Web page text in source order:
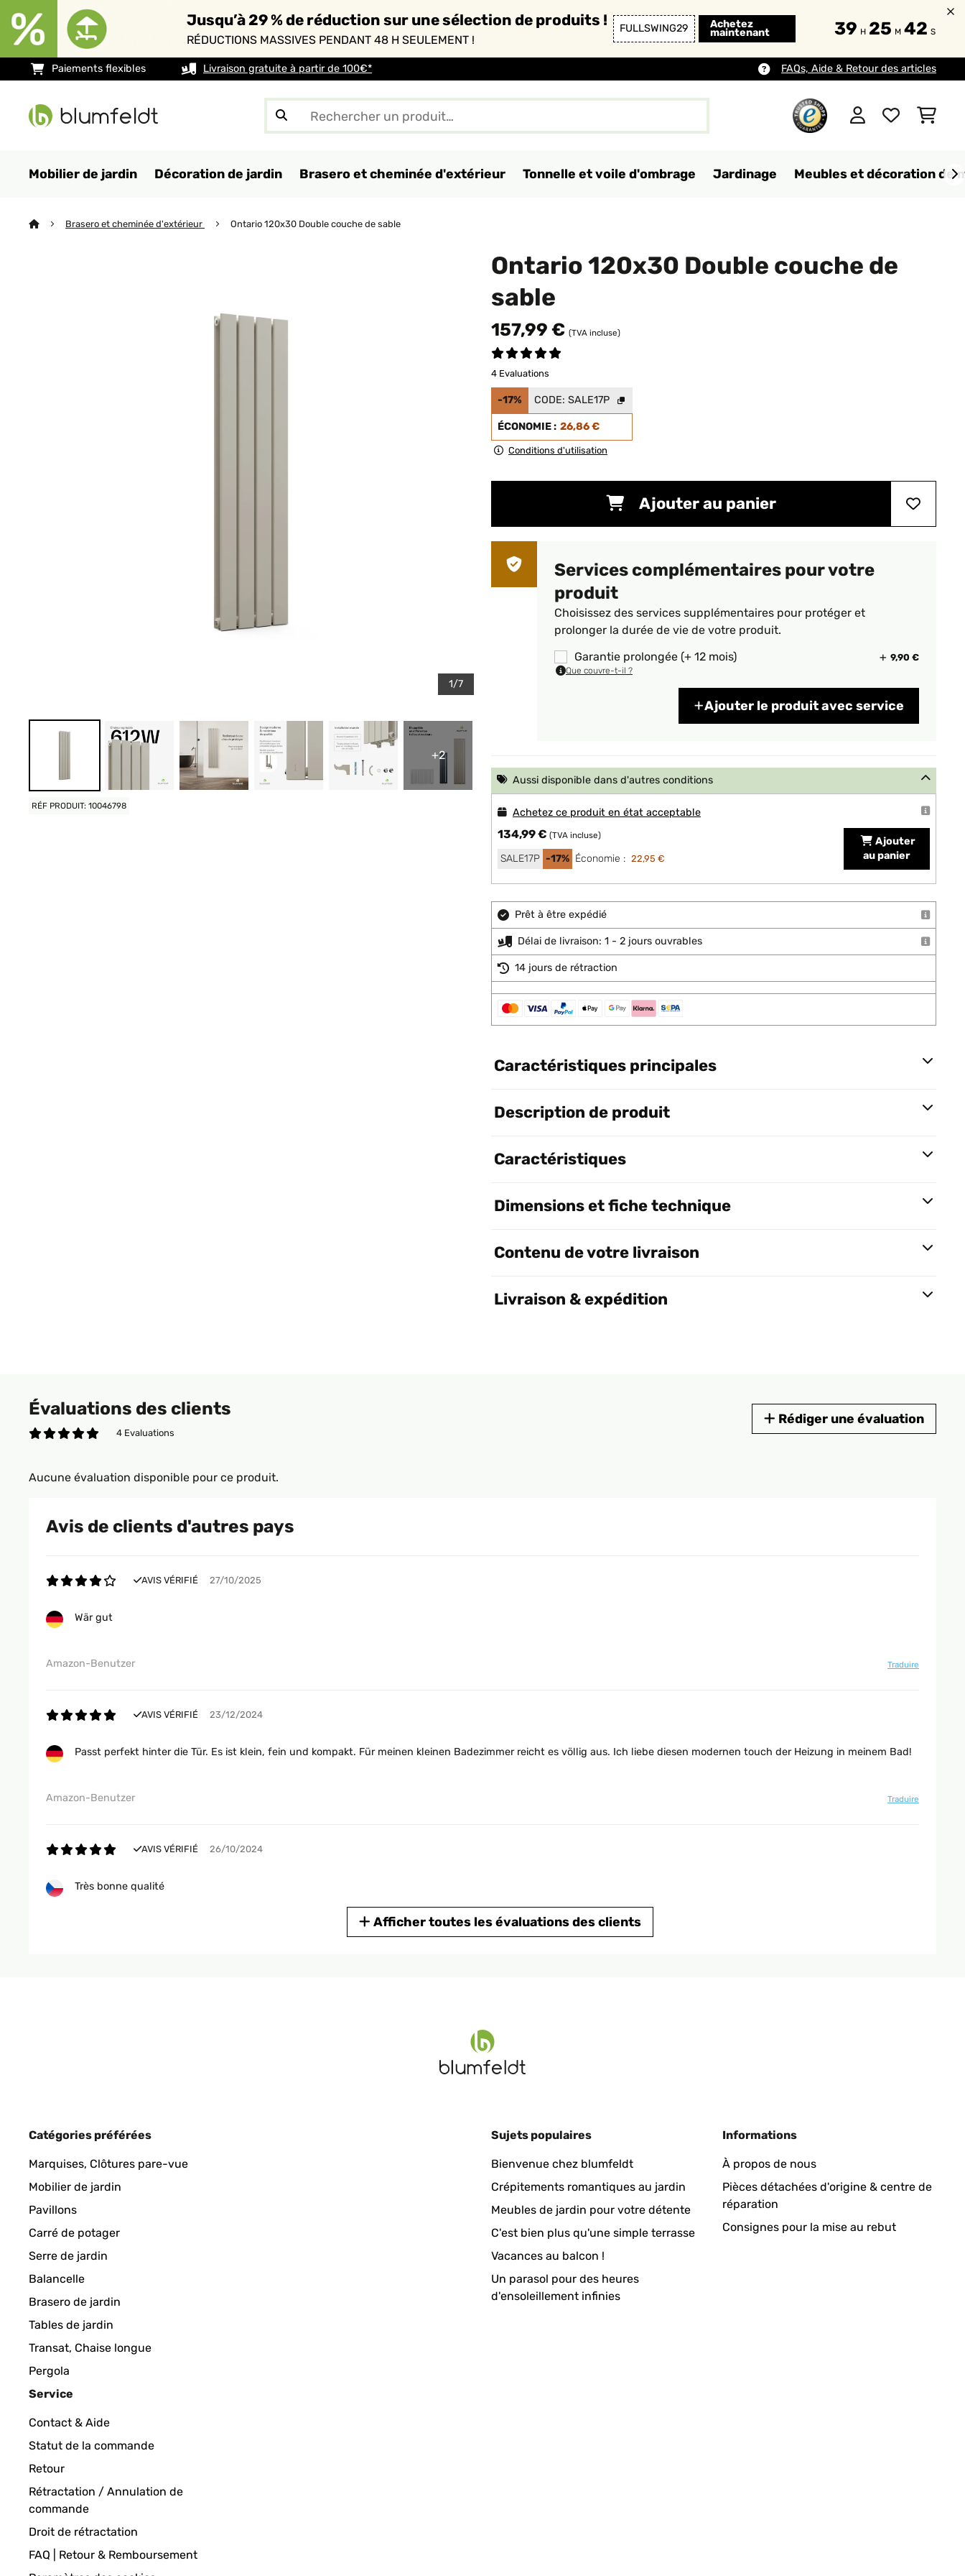
Jusqu’à 29 % de réduction sur une sélection de produits !
RÉDUCTIONS MASSIVES PENDANT 48 H SEULEMENT !
FULLSWING29 Achetez
maintenant 39 H 25 M 41 S
Paiements flexibles Livraison gratuite à partir de 100€* FAQs, Aide & Retour des articles
Mobilier de jardin Décoration de jardin Brasero et cheminée d'extérieur Tonnelle et voile d'ombrage Jardinage Meubles et décoration de
Brasero et cheminée d'extérieur Ontario 120x30 Double couche de sable
1/7
+2
RÉF PRODUIT: 10046798
Ontario 120x30 Double couche de
sable
157,99 € (TVA incluse)
4 Evaluations
-17% CODE: SALE17P
ÉCONOMIE : 26,86 €
Conditions d'utilisation
Ajouter au panier
Services complémentaires pour votre
produit
Choisissez des services supplémentaires pour protéger et
prolonger la durée de vie de votre produit.
Garantie prolongée (+ 12 mois)
9,90 €
Que couvre-t-il ?
Ajouter le produit avec service
Aussi disponible dans d'autres conditions
Achetez ce produit en état acceptable
134,99 € (TVA incluse)
SALE17P -17% Économie : 22,95 €
Ajouter
au panier
Prêt à être expédié
Délai de livraison: 1 - 2 jours ouvrables
14 jours de rétraction
Caractéristiques principales
Description de produit
Caractéristiques
Dimensions et fiche technique
Contenu de votre livraison
Livraison & expédition
Évaluations des clients
4 Evaluations
Rédiger une évaluation
Aucune évaluation disponible pour ce produit.
Avis de clients d'autres pays
AVIS VÉRIFIÉ 27/10/2025
Wär gut
Amazon-Benutzer Traduire
AVIS VÉRIFIÉ 23/12/2024
Passt perfekt hinter die Tür. Es ist klein, fein und kompakt. Für meinen kleinen Badezimmer reicht es völlig aus. Ich liebe diesen modernen touch der Heizung in meinem Bad!
Amazon-Benutzer Traduire
AVIS VÉRIFIÉ 26/10/2024
Très bonne qualité
einfach. Die Wärme verteilt sich gleichmäßig.Alles in allem ein tolles Produkt mit gutem Preis-Leistungsverhältnis.
Afficher toutes les évaluations des clients
Catégories préférées
Marquises, Clôtures pare-vue
Mobilier de jardin
Pavillons
Carré de potager
Serre de jardin
Balancelle
Brasero de jardin
Tables de jardin
Transat, Chaise longue
Pergola
Sujets populaires
Bienvenue chez blumfeldt
Crépitements romantiques au jardin
Meubles de jardin pour votre détente
C'est bien plus qu'une simple terrasse
Vacances au balcon !
Un parasol pour des heures
d'ensoleillement infinies
Informations
À propos de nous
Pièces détachées d'origine & centre de
réparation
Consignes pour la mise au rebut
Service
Contact & Aide
Statut de la commande
Retour
Rétractation / Annulation de
commande
Droit de rétractation
FAQ | Retour & Remboursement